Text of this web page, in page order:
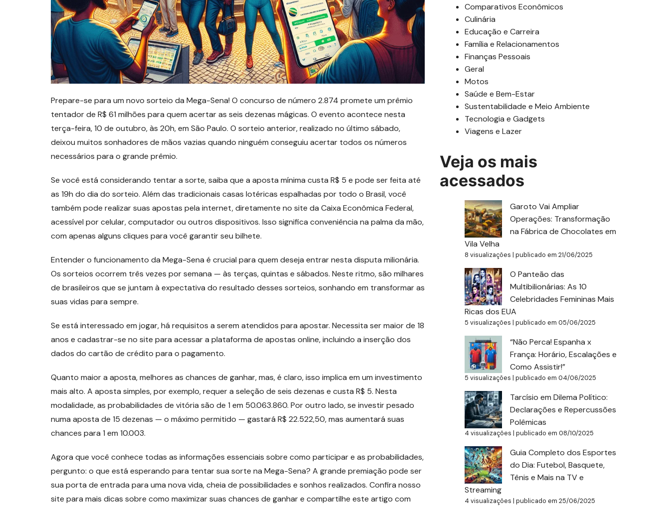
Prepare-se para um novo sorteio da Mega-Sena! O concurso de número 2.874 promete um prêmio
tentador de R$ 61 milhões para quem acertar as seis dezenas mágicas. O evento acontece nesta
terça-feira, 10 de outubro, às 20h, em São Paulo. O sorteio anterior, realizado no último sábado,
deixou muitos sonhadores de mãos vazias quando ninguém conseguiu acertar todos os números
necessários para o grande prêmio.
Se você está considerando tentar a sorte, saiba que a aposta mínima custa R$ 5 e pode ser feita até
as 19h do dia do sorteio. Além das tradicionais casas lotéricas espalhadas por todo o Brasil, você
também pode realizar suas apostas pela internet, diretamente no site da Caixa Econômica Federal,
acessível por celular, computador ou outros dispositivos. Isso significa conveniência na palma da mão,
com apenas alguns cliques para você garantir seu bilhete.
Entender o funcionamento da Mega-Sena é crucial para quem deseja entrar nesta disputa milionária.
Os sorteios ocorrem três vezes por semana — às terças, quintas e sábados. Neste ritmo, são milhares
de brasileiros que se juntam à expectativa do resultado desses sorteios, sonhando em transformar as
suas vidas para sempre.
Se está interessado em jogar, há requisitos a serem atendidos para apostar. Necessita ser maior de 18
anos e cadastrar-se no site para acessar a plataforma de apostas online, incluindo a inserção dos
dados do cartão de crédito para o pagamento.
Quanto maior a aposta, melhores as chances de ganhar, mas, é claro, isso implica em um investimento
mais alto. A aposta simples, por exemplo, requer a seleção de seis dezenas e custa R$ 5. Nesta
modalidade, as probabilidades de vitória são de 1 em 50.063.860. Por outro lado, se investir pesado
numa aposta de 15 dezenas — o máximo permitido — gastará R$ 22.522,50, mas aumentará suas
chances para 1 em 10.003.
Agora que você conhece todas as informações essenciais sobre como participar e as probabilidades,
pergunto: o que está esperando para tentar sua sorte na Mega-Sena? A grande premiação pode ser
sua porta de entrada para uma nova vida, cheia de possibilidades e sonhos realizados. Confira nosso
site para mais dicas sobre como maximizar suas chances de ganhar e compartilhe este artigo com
Comparativos Econômicos
Culinária
Educação e Carreira
Família e Relacionamentos
Finanças Pessoais
Geral
Motos
Saúde e Bem-Estar
Sustentabilidade e Meio Ambiente
Tecnologia e Gadgets
Viagens e Lazer
Veja os mais
acessados
Garoto Vai Ampliar
Operações: Transformação
na Fábrica de Chocolates em
Vila Velha
8 visualizações | publicado em 21/06/2025
O Panteão das
Multibilionárias: As 10
Celebridades Femininas Mais
Ricas dos EUA
5 visualizações | publicado em 05/06/2025
“Não Perca! Espanha x
França: Horário, Escalações e
Como Assistir!”
5 visualizações | publicado em 04/06/2025
Tarcísio em Dilema Político:
Declarações e Repercussões
Polêmicas
4 visualizações | publicado em 08/10/2025
Guia Completo dos Esportes
do Dia: Futebol, Basquete,
Tênis e Mais na TV e
Streaming
4 visualizações | publicado em 25/06/2025